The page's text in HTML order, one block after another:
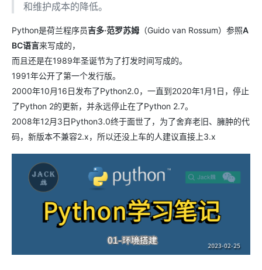
和维护成本的降低。
Python是荷兰程序员吉多·范罗苏姆 （Guido van Rossum）参照A
BC语言来写成的，
而且还是在1989年圣诞节为了打发时间写成的。
1991年公开了第一个发行版。
2000年10月16日发布了Python2.0，一直到2020年1月1日，停止
了Python 2的更新，并永远停止在了Python 2.7。
2008年12月3日Python3.0终于面世了，为了舍弃老旧、臃肿的代
码，新版本不兼容2.x，所以还没上车的人建议直接上3.x